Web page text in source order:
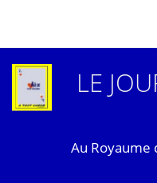
LE
Au Royaume